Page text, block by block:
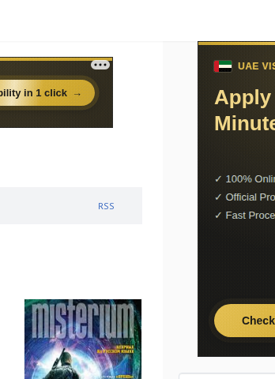
RSS